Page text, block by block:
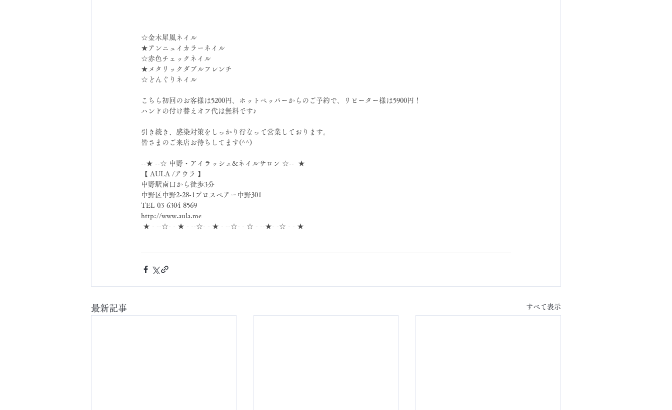
☆金木犀風ネイル
★アンニュイカラーネイル
☆赤色チェックネイル
★メタリックダブルフレンチ
☆どんぐりネイル
こちら初回のお客様は5200円、ホットペッパーからのご予約で、リピーター様は5900円！
ハンドの付け替えオフ代は無料です♪
引き続き、感染対策をしっかり行なって営業しております。
皆さまのご来店お待ちしてます(^^)
--★ --☆ 中野・アイラッシュ&ネイルサロン ☆--  ★
【 AULA /アウラ 】
中野駅南口から徒歩3分
中野区中野2-28-1プロスペアー中野301
TEL 03-6304-8569
http://www.aula.me
★ - --☆- - ★ - --☆- - ★ - --☆- - ☆ - --★- -☆ - - ★
最新記事 すべて表示